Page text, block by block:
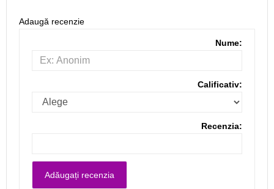
Adaugă recenzie
Nume:
Calificativ:
Recenzia: